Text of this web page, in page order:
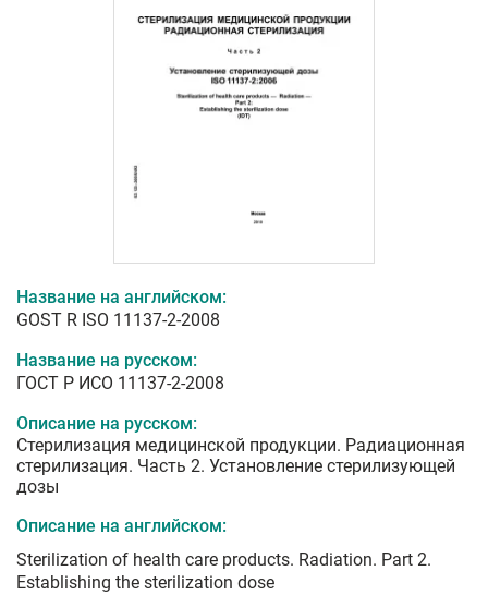
Название на английском:
GOST R ISO 11137-2-2008
Название на русском:
ГОСТ Р ИСО 11137-2-2008
Описание на русском:
Стерилизация медицинской продукции. Радиационная
стерилизация. Часть 2. Установление стерилизующей
дозы
Описание на английском:
Sterilization of health care products. Radiation. Part 2.
Establishing the sterilization dose